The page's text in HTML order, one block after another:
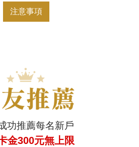
注意事項
功推薦每名新戶
金300元無上限